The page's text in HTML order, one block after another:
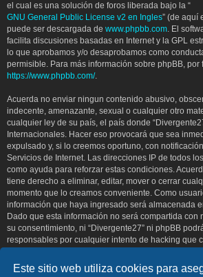
Este sitio web utiliza cookies para
el cual es una solución de foros liberada bajo la “
GNU General Public License v2 en Ingles” (de aquí
puede ser descargada de www.phpbb.com. El
facilita discusiones basadas en Internet y la GPL
lo que aprobamos y/o desaprobamos como
permisible. Para más información sobre phpBB, por
https://www.phpbb.com/.
Acuerda no enviar ningun contenido abusivo,
indecente, amenazante, sexual o cualquier otro
cualquier ley de su país, el país donde
Internacionales. Hacer eso provocará que sea
expulsado y, si lo creemos oportuno, con
Servicios de Internet. Las direcciones IP de todos
como ayuda para reforzar estas condiciones.
tiene derecho a eliminar, editar, mover o cerrar
momento que lo creamos conveniente. Como
información que haya ingresado será almacenada
Dado que esta información no será compartida con
su consentimiento, ni “Divergente27” ni phpBB
responsables por cualquier intento de hacking que